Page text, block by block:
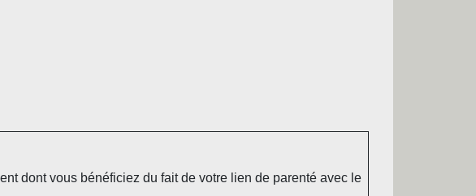
dont vous bénéficiez du fait de votre lien de parenté avec le